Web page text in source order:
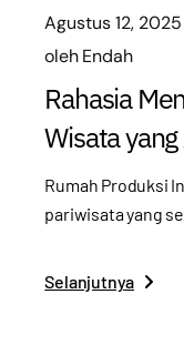
Agustus 12, 2025
olehEndah
Rahasia
Wisata
Rumah Produksi
pariwisata yang
Selanjutnya